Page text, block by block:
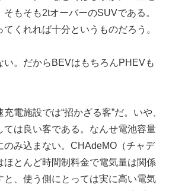
もそも2tオーバーのSUVである。
くれれば十分というものだろう。
い。だからBEVはもちろんPHEVも
電施設では“招かざる客”だ。いや、
ては良い客である。なんせ電池容量
のみ込まない。CHAdeMO（チャデ
ほとんど時間制料金で電気量は関係
と、使う側にとっては実に高い電気